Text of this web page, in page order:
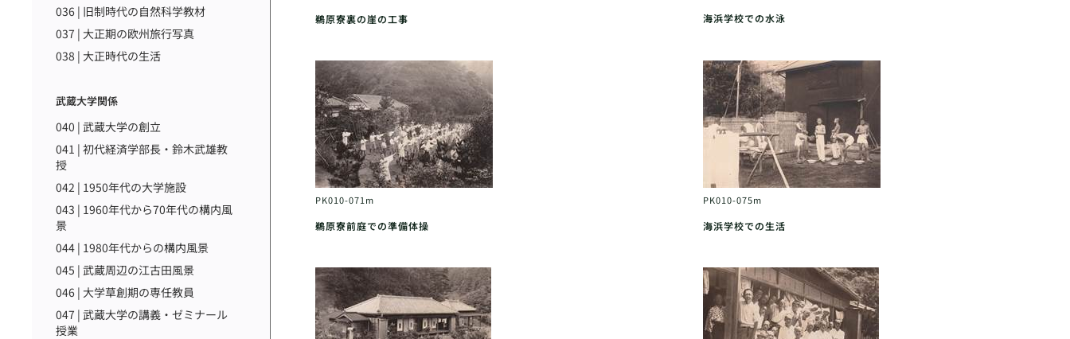
036 | 旧制時代の自然科学教材
037 | 大正期の欧州旅行写真
038 | 大正時代の生活
武蔵大学関係
040 | 武蔵大学の創立
041 | 初代経済学部長・鈴木武雄教
授
042 | 1950年代の大学施設
043 | 1960年代から70年代の構内風
景
044 | 1980年代からの構内風景
045 | 武蔵周辺の江古田風景
046 | 大学草創期の専任教員
047 | 武蔵大学の講義・ゼミナール
授業
鵜原寮裏の崖の工事 海浜学校での水泳
PK010-071m
鵜原寮前庭での準備体操
PK010-075m
海浜学校での生活